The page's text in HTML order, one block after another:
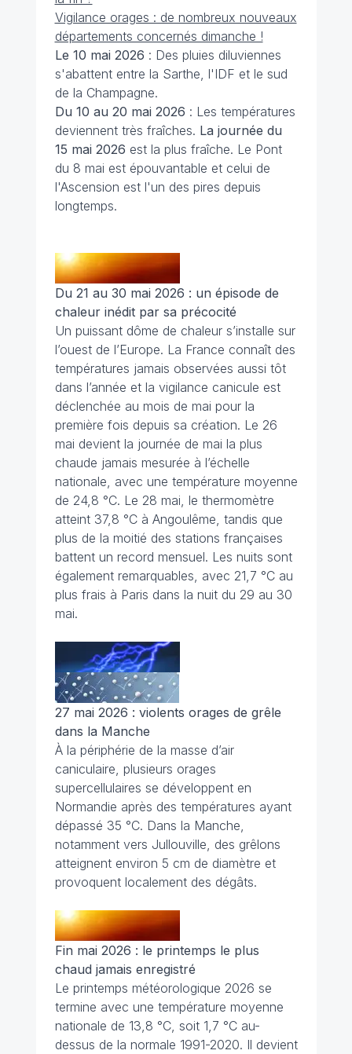
Vigilance orages : de nombreux nouveaux
départements concernés dimanche !
Le 10 mai 2026 : Des pluies diluviennes
s'abattent entre la Sarthe, l'IDF et le sud
de la Champagne.
Du 10 au 20 mai 2026 : Les températures
deviennent très fraîches. La journée du
15 mai 2026 est la plus fraîche. Le Pont
du 8 mai est épouvantable et celui de
l'Ascension est l'un des pires depuis
longtemps.
Du 21 au 30 mai 2026 : un épisode de
chaleur inédit par sa précocité
Un puissant dôme de chaleur s’installe sur
l’ouest de l’Europe. La France connaît des
températures jamais observées aussi tôt
dans l’année et la vigilance canicule est
déclenchée au mois de mai pour la
première fois depuis sa création. Le 26
mai devient la journée de mai la plus
chaude jamais mesurée à l’échelle
nationale, avec une température moyenne
de 24,8 °C. Le 28 mai, le thermomètre
atteint 37,8 °C à Angoulême, tandis que
plus de la moitié des stations françaises
battent un record mensuel. Les nuits sont
également remarquables, avec 21,7 °C au
plus frais à Paris dans la nuit du 29 au 30
mai.
27 mai 2026 : violents orages de grêle
dans la Manche
À la périphérie de la masse d’air
caniculaire, plusieurs orages
supercellulaires se développent en
Normandie après des températures ayant
dépassé 35 °C. Dans la Manche,
notamment vers Jullouville, des grêlons
atteignent environ 5 cm de diamètre et
provoquent localement des dégâts.
Fin mai 2026 : le printemps le plus
chaud jamais enregistré
Le printemps météorologique 2026 se
termine avec une température moyenne
nationale de 13,8 °C, soit 1,7 °C au-
dessus de la normale 1991-2020. Il devient